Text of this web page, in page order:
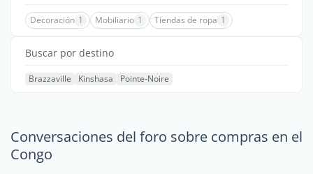
Decoración 1 Mobiliario 1 Tiendas de ropa 1
Buscar por destino
Brazzaville Kinshasa Pointe-Noire
Conversaciones del foro sobre compras en el
Congo